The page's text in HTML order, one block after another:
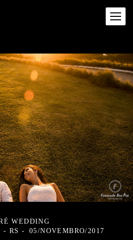
WEDDING
- RS
05/NOVEMBRO/2017